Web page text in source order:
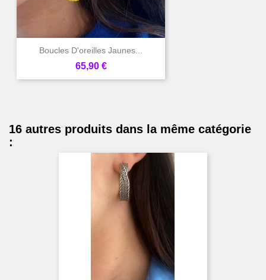
Boucles D'oreilles Jaunes...
Prix
65,90 €
16 autres produits dans la même catégorie
: